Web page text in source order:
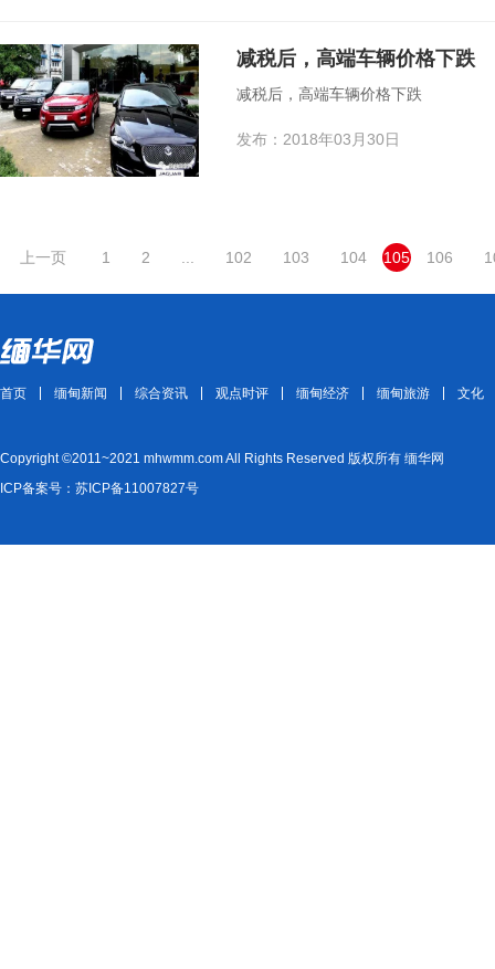
减税后，高端车辆价格下跌
减税后，高端车辆价格下跌
发布：2018年03月30日
上一页 1 2 102 103 104 105 106
首页 缅甸新闻 综合资讯 观点时评 缅甸经济 缅甸旅游 文化
Copyright ©2011~2021 mhwmm.com All Rights Reserved 版权所有 缅华网
ICP备案号：苏ICP备11007827号